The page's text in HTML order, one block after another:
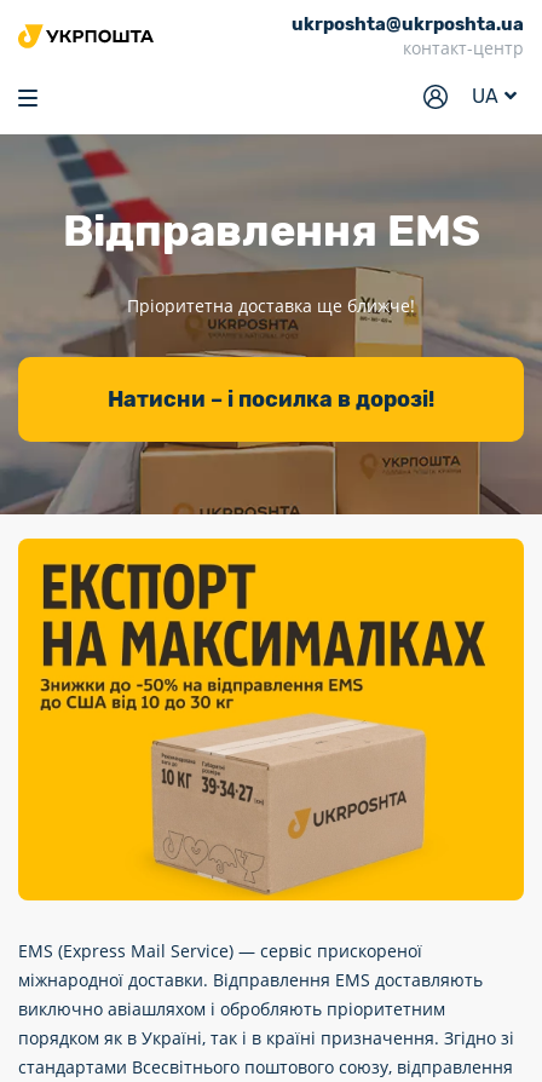
ukrposhta@ukrposhta.ua
контакт-центр
UA
Головна
Маркет
Аптека
Трекінг
Послуги
Відділення
Філателія
Для бізнесу
Відправлення EMS
Пріоритетна доставка ще ближче!
Натисни – і посилка в дорозі!
EMS (Express Mail Service) — сервіс прискореної
міжнародної доставки. Відправлення EMS доставляють
виключно авіашляхом і обробляють пріоритетним
порядком як в Україні, так і в країні призначення. Згідно зі
стандартами Всесвітнього поштового союзу, відправлення